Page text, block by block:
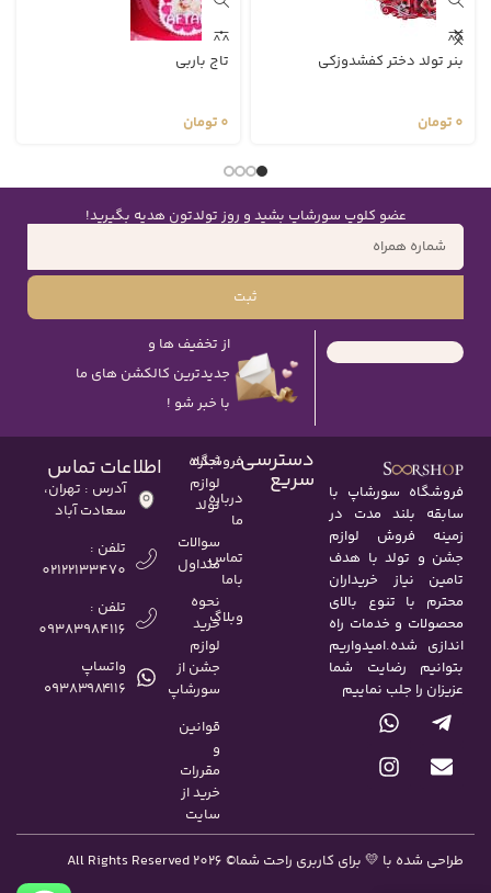
بنر تولد دختر کفشدوزکی
0 تومان
تاج باربی
0 تومان
عضو کلوپ سورشاپ بشید و روز تولدتون هدیه بگیرید!
ثبت
از تخفیف ها و
جدیدترین کالکشن های ما
با خبر شو !
فروشگاه سورشاپ با
سابقه بلند مدت در
زمینه فروش لوازم
جشن و تولد با هدف
تامین نیاز خریداران
محترم با تنوع بالای
محصولات و خدمات راه
اندازی شده.امیدواریم
بتوانیم رضایت شما
عزیزان را جلب نماییم
دسترسی
سریع
فروشگاه
درباره
ما
تماس
باما
وبلاگ
اجاره
لوازم
تولد
سوالات
متداول
نحوه
خرید
لوازم
جشن از
سورشاپ
قوانین
و
مقررات
خرید از
سایت
اطلاعات تماس
آدرس : تهران،
سعادت آباد
تلفن :
02122133470
تلفن :
09383984116
واتساپ
۰۹۳۸۳۹۸۴۱۱۶
طراحی شده با 💛 برای کاربری راحت شما© All Rights Reserved 2026